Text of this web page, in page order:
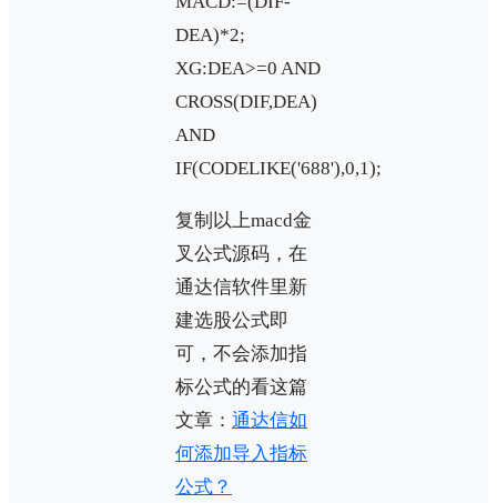
DEA)*2;
XG:DEA>=0 AND
CROSS(DIF,DEA)
AND
IF(CODELIKE('688'),0,1);
复制以上macd金
叉公式源码，在
通达信软件里新
建选股公式即
可，不会添加指
标公式的看这篇
文章： 通达信如
何添加导入指标
公式？